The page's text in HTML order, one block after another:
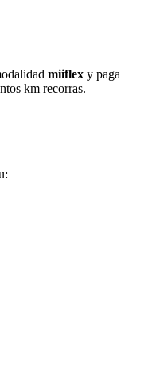
miiflex y paga
km recorras.